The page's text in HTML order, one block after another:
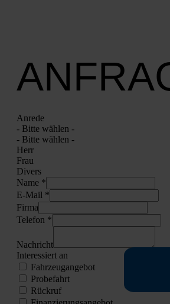
Anre­de
- Bit­te wäh­len -
- Bit­te wäh­len -
Herr
Frau
Divers
Name *
E‑Mail *
Fir­ma
Tele­fon *
Nach­richt
Inter­es­siert an
Fahr­zeug­an­ge­bot
Pro­be­fahrt
Rück­ruf